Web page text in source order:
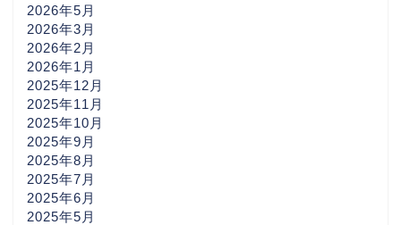
2026年5月
2026年3月
2026年2月
2026年1月
2025年12月
2025年11月
2025年10月
2025年9月
2025年8月
2025年7月
2025年6月
2025年5月